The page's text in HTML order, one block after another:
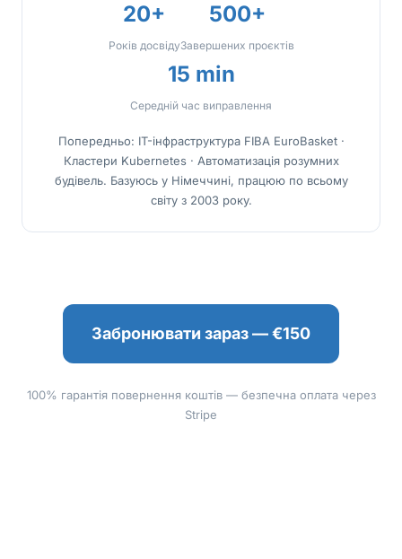
20+
Років досвіду
500+
Завершених проєктів
15 min
Середній час виправлення
Попередньо: IT-інфраструктура FIBA EuroBasket ·
Кластери Kubernetes · Автоматизація розумних
будівель. Базуюсь у Німеччині, працюю по всьому
світу з 2003 року.
Забронювати зараз — €150
100% гарантія повернення коштів — безпечна оплата через
Stripe